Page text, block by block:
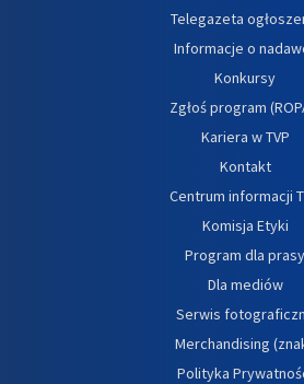
Telegazeta
Informacje o
Konkursy
Zgłoś program
Kariera w TVP
Kontakt
Centrum informacji
Komisja Etyki
Program dla prasy
Dla mediów
Serwis
Merchandising
Polityka